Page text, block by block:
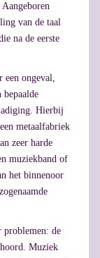
van de taal
na de eerste
een ongeval,
Hierbij
metaalfabriek
zeer harde
muziekband of
het binnenoor
problemen: de
Muziek